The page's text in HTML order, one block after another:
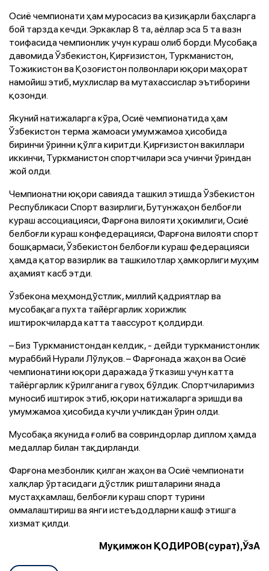
Осиё чемпионати ҳам муросасиз ва қизиқарли баҳсларга
бой тарзда кечди. Эркаклар 8 та, аёллар эса 5 та вазн
тоифасида чемпионлик учун кураш олиб борди. Мусобақа
давомида Ўзбекистон, Қирғизистон, Туркманистон,
Тожикистон ва Қозоғистон полвонлари юқори маҳорат
намойиш этиб, мухлислар ва мутахассислар эътиборини
қозонди.
Якуний натижаларга кўра, Осиё чемпионатида ҳам
Ўзбекистон терма жамоаси умумжамоа ҳисобида
биринчи ўринни қўлга киритди. Қирғизистон вакиллари
иккинчи, Туркманистон спортчилари эса учинчи ўриндан
жой олди.
Чемпионатни юқори савияда ташкил этишда Ўзбекистон
Республикаси Спорт вазирлиги, Бутунжаҳон белбоғли
кураш ассоциацияси, Фарғона вилояти ҳокимлиги, Осиё
белбоғли кураш конфедерацияси, Фарғона вилояти спорт
бошқармаси, Ўзбекистон белбоғли кураш федерацияси
ҳамда қатор вазирлик ва ташкилотлар ҳамкорлиги муҳим
аҳамият касб этди.
Ўзбекона меҳмондўстлик, миллий қадриятлар ва
мусобақага пухта тайёргарлик хорижлик
иштирокчиларда катта таассурот қолдирди.
– Биз Туркманистондан келдик, - дейди туркманистонлик
мураббий Нурали Лўлуқов. – Фарғонада жаҳон ва Осиё
чемпионатини юқори даражада ўтказиш учун катта
тайёргарлик кўрилганига гувоҳ бўлдик. Спортчиларимиз
муносиб иштирок этиб, юқори натижаларга эришди ва
умумжамоа ҳисобида кучли учликдан ўрин олди.
Мусобақа якунида ғолиб ва совриндорлар диплом ҳамда
медаллар билан тақдирланди.
Фарғона мезбонлик қилган жаҳон ва Осиё чемпионати
халқлар ўртасидаги дўстлик ришталарини янада
мустаҳкамлаш, белбоғли кураш спорт турини
оммалаштириш ва янги истеъдодларни кашф этишга
хизмат қилди.
Муқимжон ҚОДИРОВ(сурат),ЎзА